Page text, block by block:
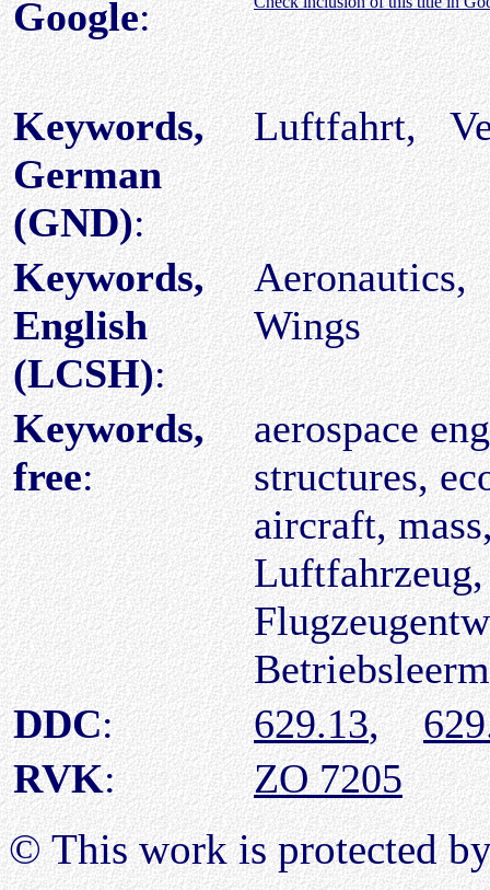
Google:
Keywords,
German
(GND):
Luftfahrt,
Keywords,
English
(LCSH):
Wings
Keywords,
free:
aerospace
structures,
aircraft,
DDC: 629.13,
RVK: ZO 7205
© This work is protected